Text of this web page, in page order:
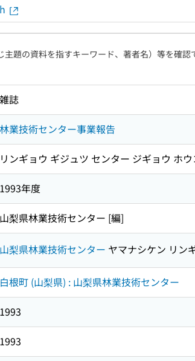
題の資料を指すキーワード、著者名）等を確認
雑誌
林業技術センター事業報告
リンギョウ ギジュツ センター ジギョウ ホウ
1993年度
山梨県林業技術センター [編]
山梨県林業技術センター ヤマナシケン リン
白根町 (山梨県) : 山梨県林業技術センター
1993
1993